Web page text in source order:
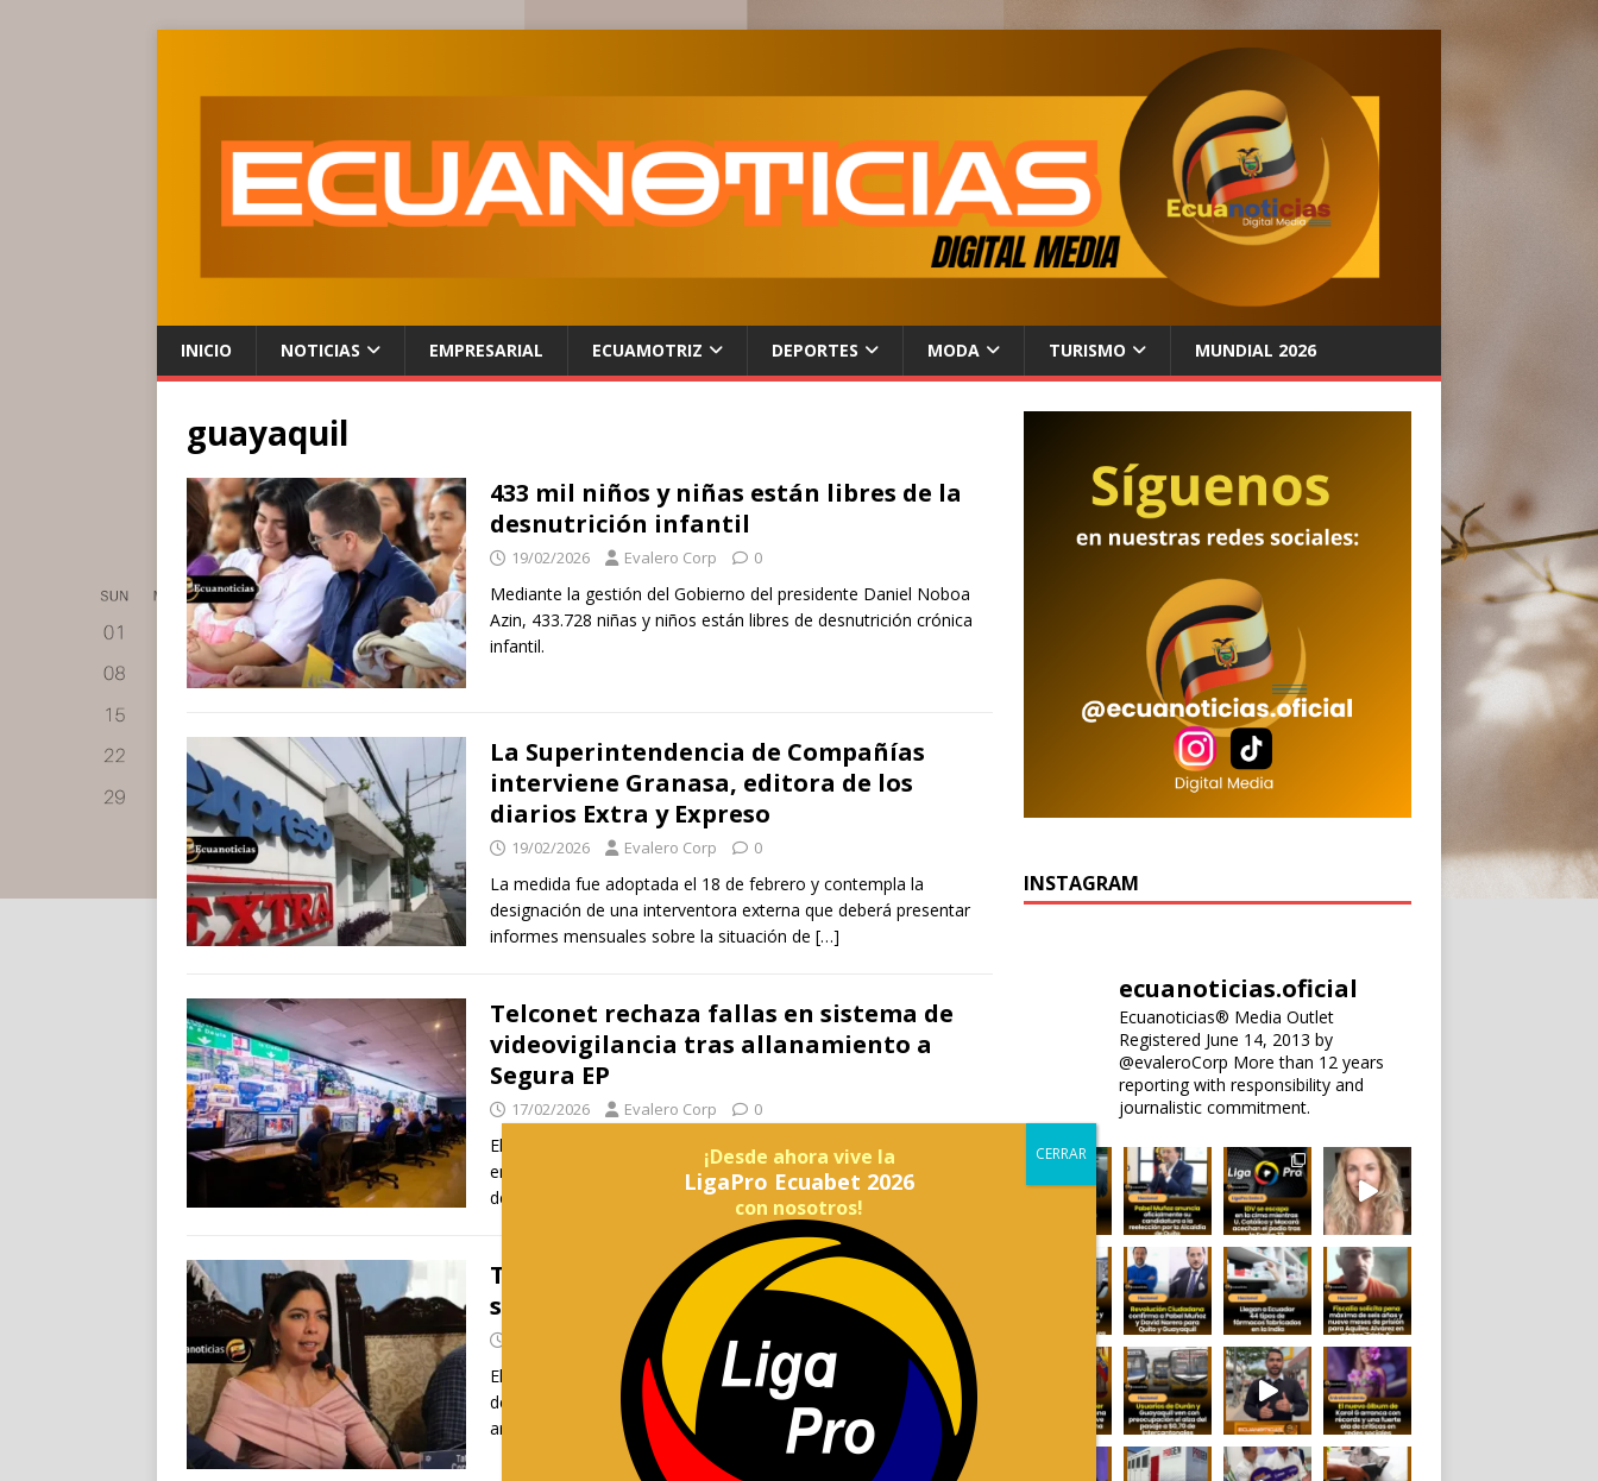
INICIO NOTICIAS EMPRESARIAL ECUAMOTRIZ DEPORTES MODA TURISMO MUNDIAL 2026
guayaquil
433 mil niños y niñas están libres de la
desnutrición infantil
19/02/2026 Evalero Corp 0
Mediante la gestión del Gobierno del presidente Daniel Noboa
Azin, 433.728 niñas y niños están libres de desnutrición crónica
infantil.
La Superintendencia de Compañías
interviene Granasa, editora de los
diarios Extra y Expreso
19/02/2026 Evalero Corp 0
La medida fue adoptada el 18 de febrero y contempla la
designación de una interventora externa que deberá presentar
informes mensuales sobre la situación de […]
Telconet rechaza fallas en sistema de
videovigilancia tras allanamiento a
Segura EP
17/02/2026 Evalero Corp 0
El allanamiento ejecutado por la Policía Nacional del Ecuador a la
empresa pública municipal Segura EP, la noche del domingo 15
de febrero, sigue generando[…]
Tatiana Coronel asume como alcaldesa
subrogante de Guayaquil
Evalero Corp
El Concejo Municipal de Guayaquil convocó para este jueves 12
de febrero a una marcha de respaldo a Aquiles Álvarez. Esta
arrancará a las 15:00
[…]
INSTAGRAM
ecuanoticias.oficial
Ecuanoticias® Media Outlet
Registered June 14, 2013 by
@evaleroCorp More than 12 years
reporting with responsibility and
journalistic commitment.
¡Desde ahora vive la
LigaPro Ecuabet 2026
con nosotros!